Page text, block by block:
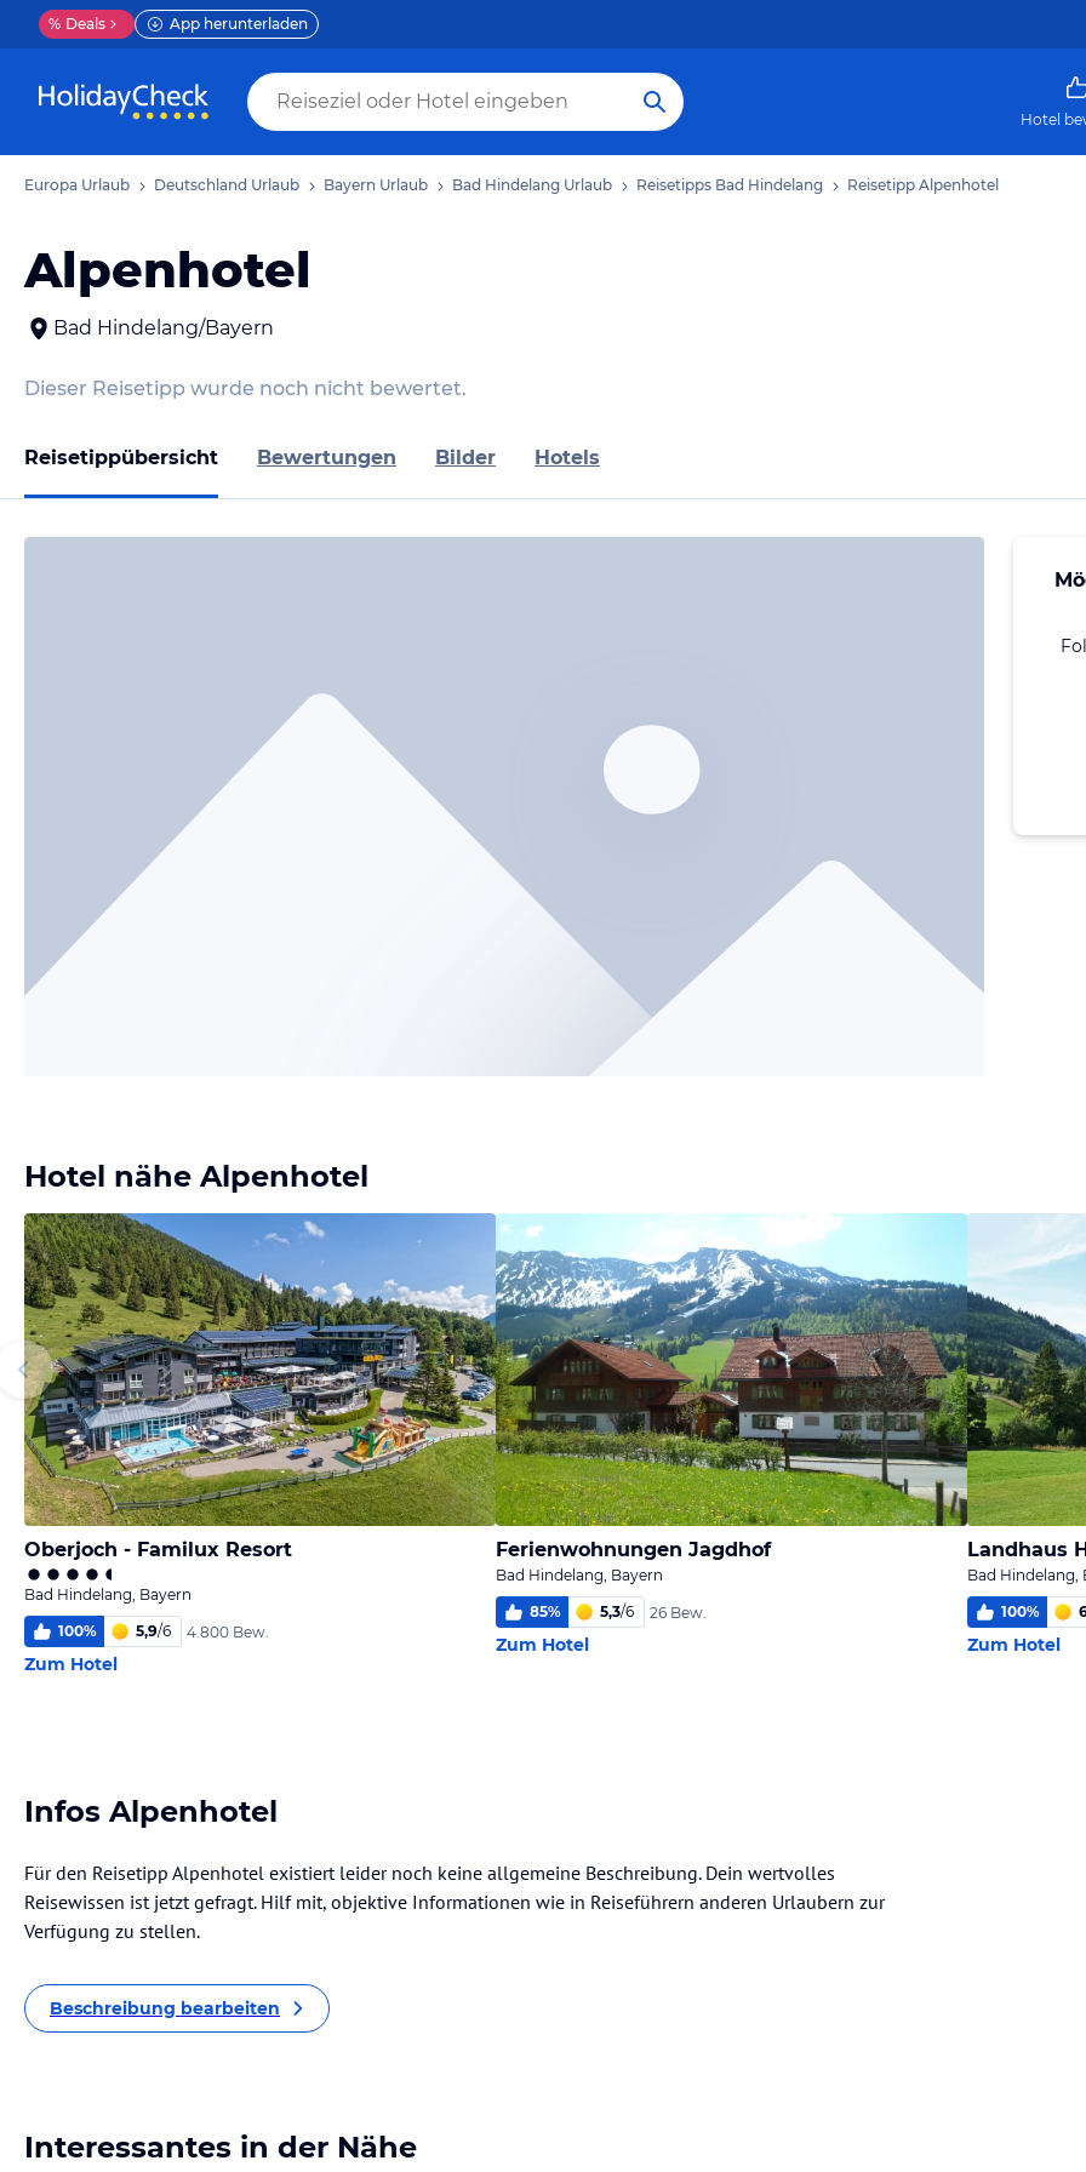
% Deals App herunterladen
Hotel
Europa Urlaub Deutschland Urlaub Bayern Urlaub Bad Hindelang Urlaub Reisetipps Bad Hindelang Reisetipp Alpenhotel
Alpenhotel
Bad Hindelang/Bayern
Dieser Reisetipp wurde noch nicht bewertet.
Reisetippübersicht Bewertungen Bilder Hotels
Hotel nähe Alpenhotel
Oberjoch - Familux Resort
Bad Hindelang, Bayern
100% 5,9/6 4.800 Bew.
Zum Hotel
Ferienwohnungen Jagdhof
Bad Hindelang, Bayern
85% 5,3/6 26 Bew.
Zum Hotel
Landhaus
Bad Hindelang,
100%
Zum Hotel
Infos Alpenhotel
Für den Reisetipp Alpenhotel existiert leider noch keine allgemeine Beschreibung. Dein wertvolles
Reisewissen ist jetzt gefragt. Hilf mit, objektive Informationen wie in Reiseführern anderen Urlaubern zur
Verfügung zu stellen.
Beschreibung bearbeiten
Interessantes in der Nähe